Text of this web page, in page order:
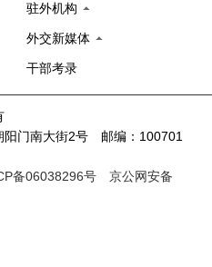
驻外机构
外交新媒体
干部考录
阳门南大街2号 邮编：100701
备06038296号
京公网安备